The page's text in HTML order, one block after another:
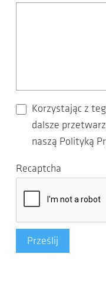
Korzystając z
dalsze
naszą Polityką
Recaptcha
Prześlij